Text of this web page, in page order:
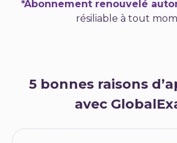
*Abonnement renouvelé
résiliable à tout
5 bonnes raisons
avec